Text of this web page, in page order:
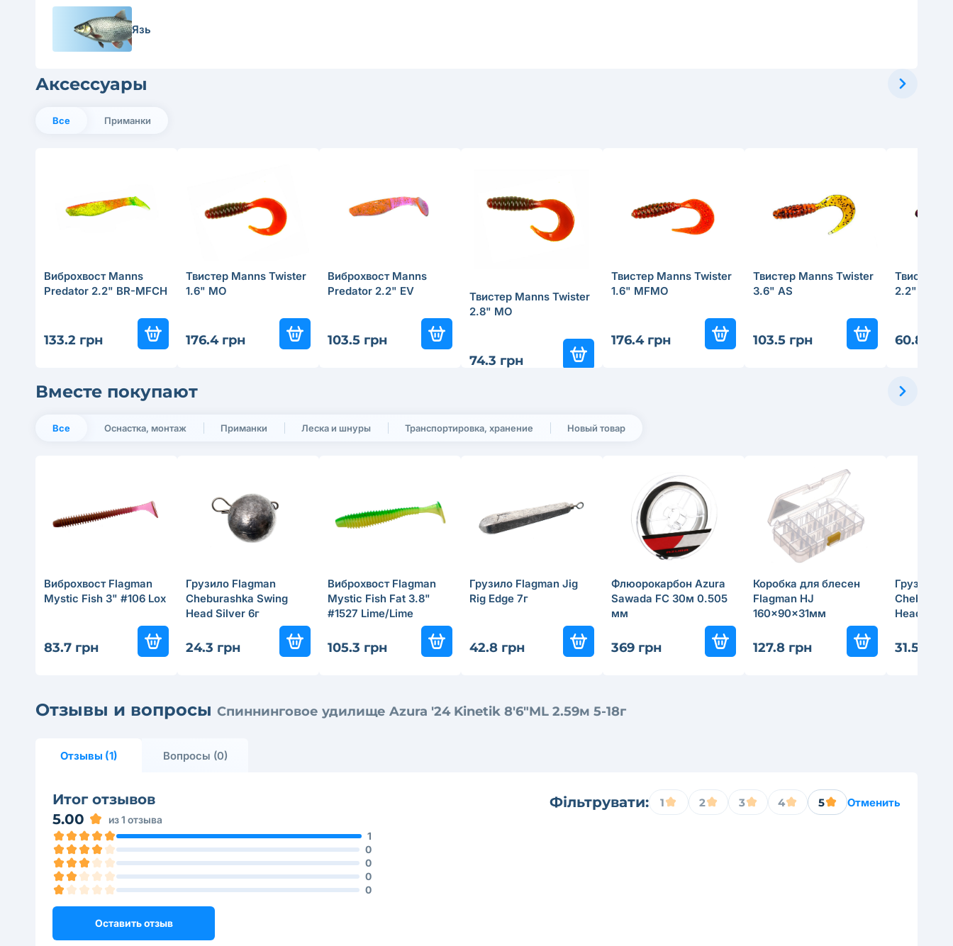
Язь
Аксессуары
Все Приманки
Виброхвост Manns
Predator 2.2" BR-MFCH
133.2 грн
Твистер Manns Twister
1.6" MO
176.4 грн
Виброхвост Manns
Predator 2.2" EV
103.5 грн
Твистер Manns Twister
2.8" MO
74.3 грн
Твистер Manns Twister
1.6" MFMO
176.4 грн
Твистер Manns Twister
3.6" AS
103.5 грн
Твистер
2.2" EG
60.8 грн
Вместе покупают
Все Оснастка, монтаж Приманки Леска и шнуры Транспортировка, хранение Новый товар
Виброхвост Flagman
Mystic Fish 3" #106 Lox
83.7 грн
Грузило Flagman
Cheburashka Swing
Head Silver 6г
24.3 грн
Виброхвост Flagman
Mystic Fish Fat 3.8"
#1527 Lime/Lime
105.3 грн
Грузило Flagman Jig
Rig Edge 7г
42.8 грн
Флюорокарбон Azura
Sawada FC 30м 0.505
мм
369 грн
Коробка для блесен
Flagman HJ
160x90x31мм
127.8 грн
Грузило
Head
31.5 грн
Отзывы и вопросы Спиннинговое удилище Azura '24 Kinetik 8'6"ML 2.59м 5-18г
Отзывы (1) Вопросы (0)
Итог отзывов
5.00
из 1 отзыва
1
0
0
0
0
Оставить отзыв
Фільтрувати: 1 2 3 4 5 Отменить